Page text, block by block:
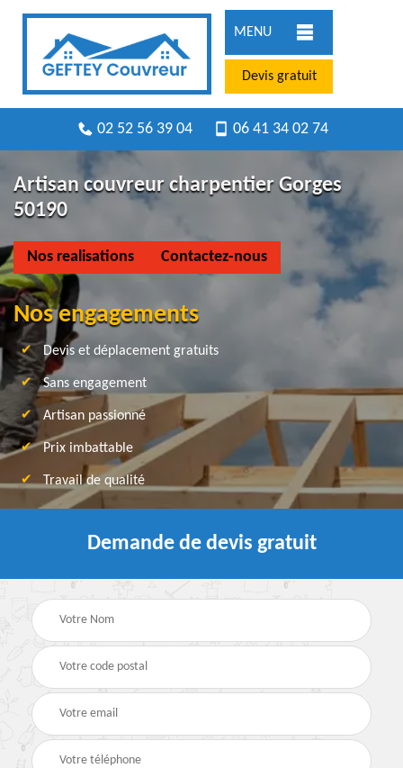
MENU
Devis gratuit
02 52 56 39 04 06 41 34 02 74
Artisan couvreur charpentier Gorges
50190
Nos realisations Contactez-nous
Nos engagements
Devis et déplacement gratuits
Sans engagement
Artisan passionné
Prix imbattable
Travail de qualité
Demande de devis gratuit